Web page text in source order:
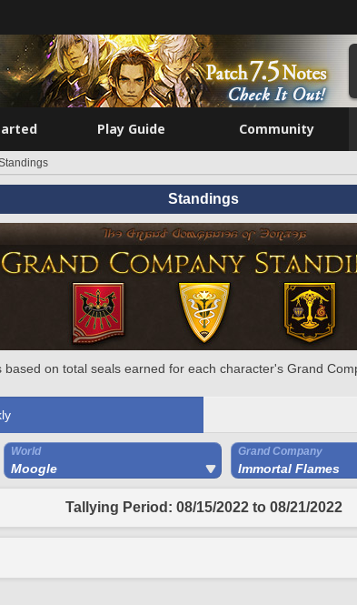
Play Guide Community
Standings
based on total seals earned for each character's Grand
World
Moogle
Grand Company
Immortal Flames
Tallying Period: 08/15/2022 to 08/21/2022